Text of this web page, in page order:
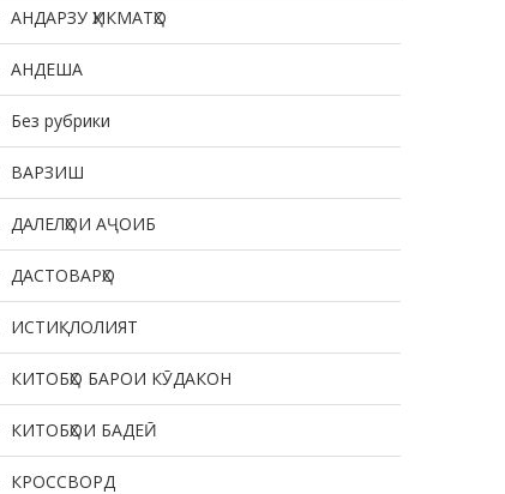
— НЕРУИ ЭҲЁГАР ВА
ТАКЯГОҲИ МИЛЛАТ
АНДАРЗУ ҲИКМАТҲО
АНДЕША
Без рубрики
ВАРЗИШ
ДАЛЕЛҲОИ АҶОИБ
ДАСТОВАРҲО
ИСТИҚЛОЛИЯТ
КИТОБҲО БАРОИ КӮДАКОН
КИТОБҲОИ БАДЕӢ
КРОССВОРД